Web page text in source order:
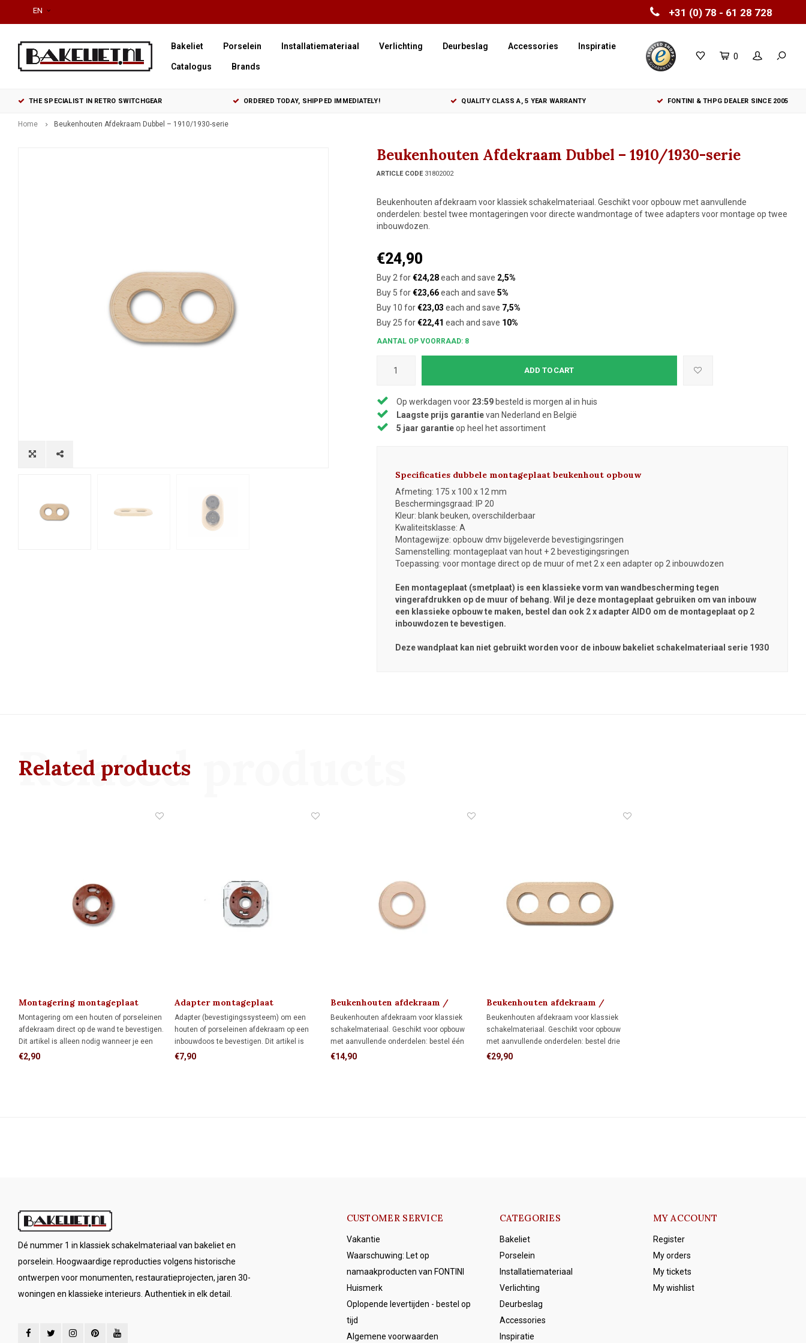
+31 (0) 78 - 61 28 728
EN
Bakeliet Porselein Installatiemateriaal Verlichting Deurbeslag Accessories Inspiratie
Catalogus Brands
0
THE SPECIALIST IN RETRO SWITCHGEAR ORDERED TODAY, SHIPPED IMMEDIATELY! QUALITY CLASS A, 5 YEAR WARRANTY FONTINI & THPG DEALER SINCE 2005
Home Beukenhouten Afdekraam Dubbel – 1910/1930-serie
Beukenhouten Afdekraam Dubbel – 1910/1930-serie
ARTICLE CODE31802002
Beukenhouten afdekraam voor klassiek schakelmateriaal. Geschikt voor opbouw met aanvullende
onderdelen: bestel twee montageringen voor directe wandmontage of twee adapters voor montage op twee
inbouwdozen.
€24,90
Buy 2 for€24,28each and save 2,5%
Buy 5 for€23,66each and save 5%
Buy 10 for€23,03 each and save 7,5%
Buy 25 for€22,41 each and save 10%
AANTAL OP VOORRAAD: 8
ADD TO CART
Op werkdagen voor 23:59besteld is morgen al in huis
Laagste prijs garantievan Nederland en België
5 jaar garantieop heel het assortiment
Specificaties dubbele montageplaat beukenhout opbouw
Afmeting: 175 x 100 x 12 mm
Beschermingsgraad: IP 20
Kleur: blank beuken, overschilderbaar
Kwaliteitsklasse: A
Montagewijze: opbouw dmv bijgeleverde bevestigingsringen
Samenstelling: montageplaat van hout + 2 bevestigingsringen
Toepassing: voor montage direct op de muur of met 2 x een adapter op 2 inbouwdozen
Een montageplaat (smetplaat) is een klassieke vorm van wandbescherming tegen
vingerafdrukken op de muur of behang. Wil je deze montageplaat gebruiken om van inbouw
een klassieke opbouw te maken, bestel dan ook 2 x adapter AIDO om de montageplaat op 2
inbouwdozen te bevestigen.
Deze wandplaat kan niet gebruikt worden voor de inbouw bakeliet schakelmateriaal serie 1930
Related products
Related products
Montagering montageplaat
Montagering om een houten of porseleinen
afdekraam direct op de wand te bevestigen.
Dit artikel is alleen nodig wanneer je een
FONTINI-afdekraam als montageplaat voor
€2,90
Adapter montageplaat
Adapter (bevestigingssysteem) om een
houten of porseleinen afdekraam op een
inbouwdoos te bevestigen. Dit artikel is
alleen nodig wanneer je een FONTINI-
€7,90
Beukenhouten afdekraam /
montageplaat 1910
Beukenhouten afdekraam voor klassiek
schakelmateriaal. Geschikt voor opbouw
met aanvullende onderdelen: bestel één
montagering voor directe wandmontage of
€14,90
Beukenhouten afdekraam /
montageplaat 1910
Beukenhouten afdekraam voor klassiek
schakelmateriaal. Geschikt voor opbouw
met aanvullende onderdelen: bestel drie
montageringen voor directe wandmontage
€29,90
Dé nummer 1 in klassiek schakelmateriaal van bakeliet en
porselein. Hoogwaardige reproducties volgens historische
ontwerpen voor monumenten, restauratieprojecten, jaren 30-
woningen en klassieke interieurs. Authentiek in elk detail.
CUSTOMER SERVICE
Vakantie
Waarschuwing: Let op
namaakproducten van FONTINI
Huismerk
Oplopende levertijden - bestel op
tijd
Algemene voorwaarden
CATEGORIES
Bakeliet
Porselein
Installatiemateriaal
Verlichting
Deurbeslag
Accessories
Inspiratie
MY ACCOUNT
Register
My orders
My tickets
My wishlist